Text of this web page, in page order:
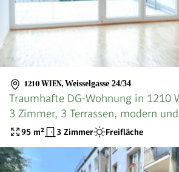
1210 WIEN, Weisselgasse 24/34
Traumhafte DG-Wohnung in 1210
3 Zimmer, 3 Terrassen, modern und
zentral!
95 m² 3 Zimmer Freifläche